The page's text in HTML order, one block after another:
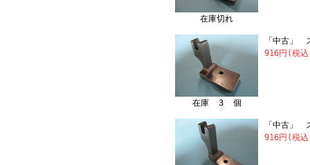
在庫切れ
在庫 3 個
「中古」
916円(税
「中古」
916円(税